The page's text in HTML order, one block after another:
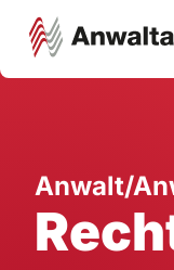
Ausbildung
Anwalt/